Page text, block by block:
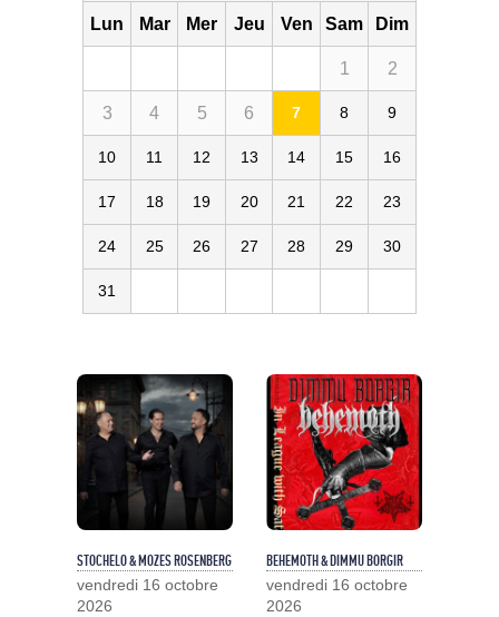
Lun Mar Mer Jeu Ven Sam Dim
1 2
3 4 5 6 7 8 9
10 11 12 13 14 15 16
17 18 19 20 21 22 23
24 25 26 27 28 29 30
31
STOCHELO & MOZES ROSENBERG
vendredi 16 octobre
2026
BEHEMOTH & DIMMU BORGIR
vendredi 16 octobre
2026